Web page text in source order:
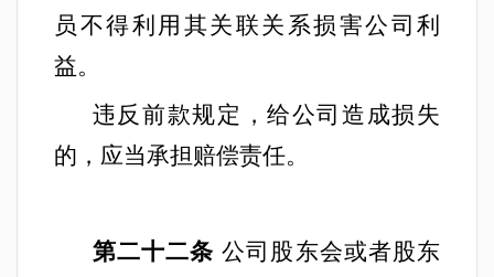
员不得利用其关联关系损害公司利
益。
违反前款规定，给公司造成损失
的，应当承担赔偿责任。
第二十二条 公司股东会或者股东